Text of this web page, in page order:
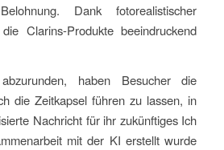
Dank fotorealistischer
Clarins-Produkte beeindruckend
haben Besucher die
die Zeitkapsel führen zu lassen, in
Nachricht für ihr zukünftiges Ich
mit der KI erstellt wurde